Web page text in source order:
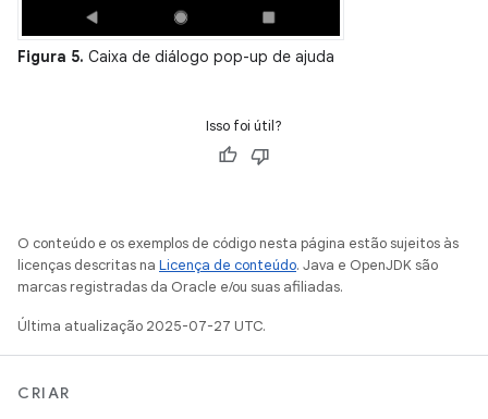
Figura 5. Caixa de diálogo pop-up de ajuda
Isso foi útil?
O conteúdo e os exemplos de código nesta página estão sujeitos às
licenças descritas na Licença de conteúdo. Java e OpenJDK são
marcas registradas da Oracle e/ou suas afiliadas.
Última atualização 2025-07-27 UTC.
CRIAR